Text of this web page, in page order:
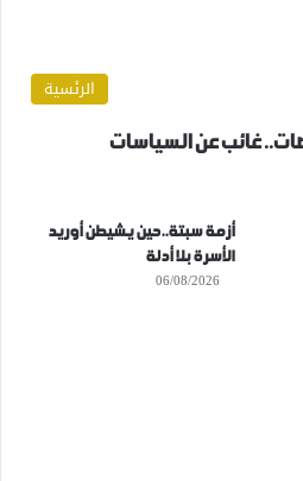
الرئسية
غائب عن السياسات
أزمة سبتة..حين يشيطن أوريد
الأسرة بلا أدلة
06/08/2026